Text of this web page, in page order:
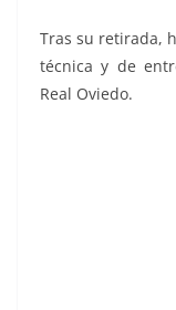
Tras su retirada,
técnica y de
Real Oviedo.